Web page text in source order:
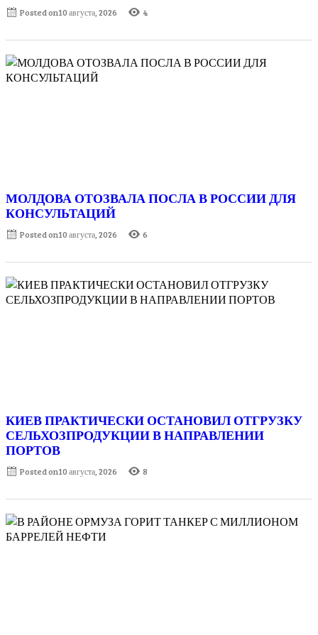
Posted on10 августа, 2026 4
МОЛДОВА ОТОЗВАЛА ПОСЛА В РОССИИ ДЛЯ
КОНСУЛЬТАЦИЙ
Posted on10 августа, 2026 6
КИЕВ ПРАКТИЧЕСКИ ОСТАНОВИЛ ОТГРУЗКУ
СЕЛЬХОЗПРОДУКЦИИ В НАПРАВЛЕНИИ
ПОРТОВ
Posted on10 августа, 2026 8